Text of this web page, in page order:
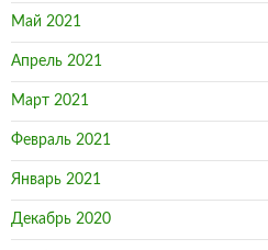
Май 2021
Апрель 2021
Март 2021
Февраль 2021
Январь 2021
Декабрь 2020